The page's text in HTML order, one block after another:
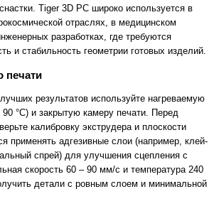
Tiger 3D PC широко используется в
отраслях, в медицинском
разработках, где требуются
и стабильность геометрии готовых изделий.
печати
результатов используйте нагреваемую
°C) и закрытую камеру печати. Перед
калибровку экструдера и плоскости
применять адгезивные слои (например, клей-
спрей) для улучшения сцепления с
скорость 60 – 90 мм/с и температура 240
детали с ровным слоем и минимальной